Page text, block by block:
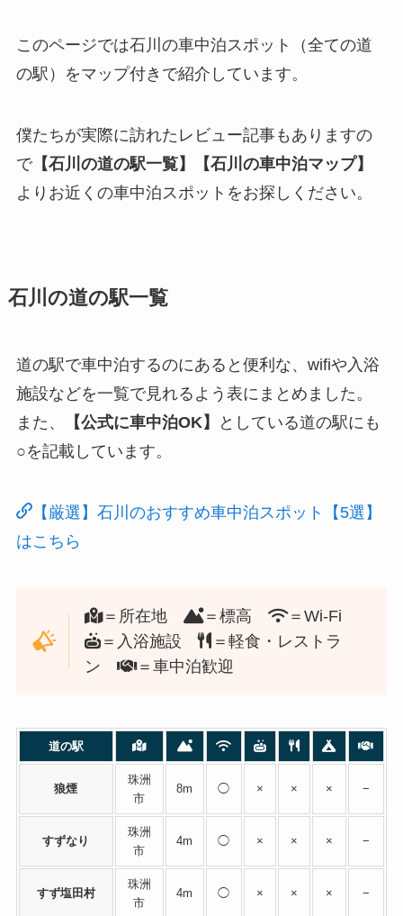
このページでは石川の車中泊スポット（全ての道
の駅）をマップ付きで紹介しています。
僕たちが実際に訪れたレビュー記事もありますの
で【石川の道の駅一覧】【石川の車中泊マップ】
よりお近くの車中泊スポットをお探しください。
石川の道の駅一覧
道の駅で車中泊するのにあると便利な、wifiや入浴
施設などを一覧で見れるよう表にまとめました。
また、
【公式に車中泊OK】
としている道の駅にも
○を記載しています。
【厳選】石川のおすすめ車中泊スポット【5選】
はこちら
＝所在地 ＝標高
＝Wi-Fi
＝入浴施設
＝軽食・レストラ
ン
＝車中泊歓迎
道の駅
狼煙
珠洲
市
8m ◯ × × × −
すずなり
珠洲
市
4m ◯ × × × −
すず塩田村
珠洲
市
4m ◯ × × × −